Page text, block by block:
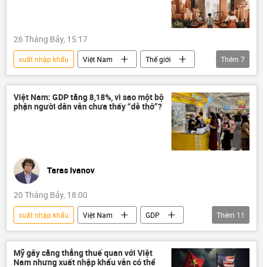
26 Tháng Bảy, 15:17
xuất nhập khẩu Việt Nam
Thế giới
Kinh tế
tăng trưởng kinh tế
mục tiêu tăng trưởng
FDI
Trung Quốc
Kinh doanh
Thêm 7
Việt Nam: GDP tăng 8,18%, vì sao một bộ
phận người dân vẫn chưa thấy “dễ thở”?
Taras Ivanov
20 Tháng Bảy, 18:00
xuất nhập khẩu Việt Nam
GDP
tăng trưởng kinh tế
Kinh tế
thu nhập
FDI
đầu tư
Thêm 11
Mỹ gây căng thẳng thuế quan với Việt
Nam nhưng xuất nhập khẩu vẫn có thể